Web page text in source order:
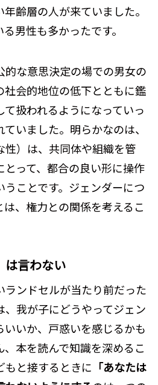
齢層の人が来ていました。
男性も多かったです。
的な意思決定の場での男女の
会的地位の低下とともに鑑
扱われるようになっていっ
いました。明らかなのは、
性）は、共同体や組織を管
って、都合の良い形に操作
うことです。ジェンダーにつ
、権力との関係を考えるこ
は言わない
ランドセルが当たり前だった
、我が子にどうやってジェン
いか、戸惑いを感じるかも
、本を読んで知識を深めるこ
もと接するときに 「あなたは